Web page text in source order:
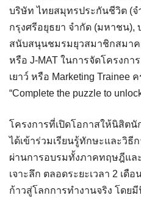
บริษัท ไทยสมุทรประกันชีวิต (
กรุงศรีอยุธยา จำกัด (มหาชน),
สนับสนุนชมรมยุวสมาชิกสมาค
หรือ J-MAT ในการจัดโครงก
เยาว์ หรือ Marketing Trainee
“Complete the puzzle to
โครงการที่เปิดโอกาสให้นิสิต
ได้เข้าร่วมเรียนรู้ทักษะและวิธี
ผ่านการอบรมทั้งภาคทฤษฎีแ
เจาะลึก ตลอดระยะเวลา 2 เดื
ก้าวสู่โลกการทำงานจริง โดย